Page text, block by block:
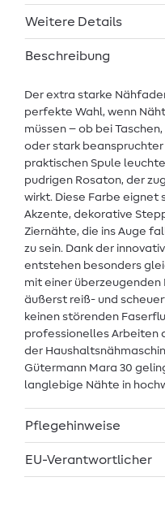
Weitere Details
Beschreibung
Der extra starke
perfekte Wahl, wenn
müssen – ob bei
oder stark beanspruchter
praktischen Spule
pudrigen Rosaton, der
wirkt. Diese Farbe eignet
Akzente, dekorative
Ziernähte, die ins Auge
zu sein. Dank der
entstehen besonders
mit einer überzeugenden
äußerst reiß- und
keinen störenden
professionelles Arbeiten
der
Gütermann Mara 30
langlebige Nähte in
Pflegehinweise
EU-Verantwortlicher